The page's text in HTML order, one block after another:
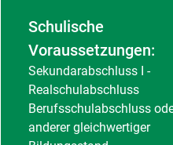
Schulische
Voraussetzungen:
Sekundarabschluss I -
Realschulabschluss
Berufsschulabschluss
anderer gleichwertiger